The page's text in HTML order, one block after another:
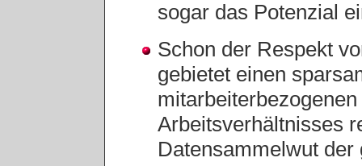
sogar das Potenzial
Schon der Respekt
gebietet einen
Arbeitsverhältnisses
Datensammelwut